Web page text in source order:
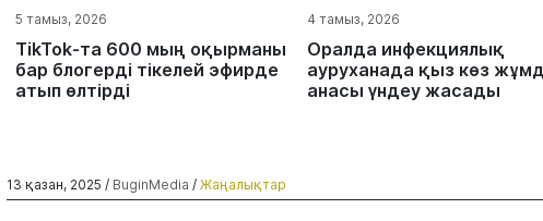
5 тамыз, 2026
TikTok-та 600 мың оқырманы
бар блогерді тікелей эфирде
атып өлтірді
4 тамыз, 2026
Оралда инфекциялық
ауруханада қыз көз
анасы үндеу жасады
13 қазан, 2025 / BuginMedia / Жаңалықтар